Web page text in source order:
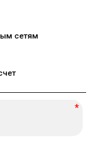
сетям
*